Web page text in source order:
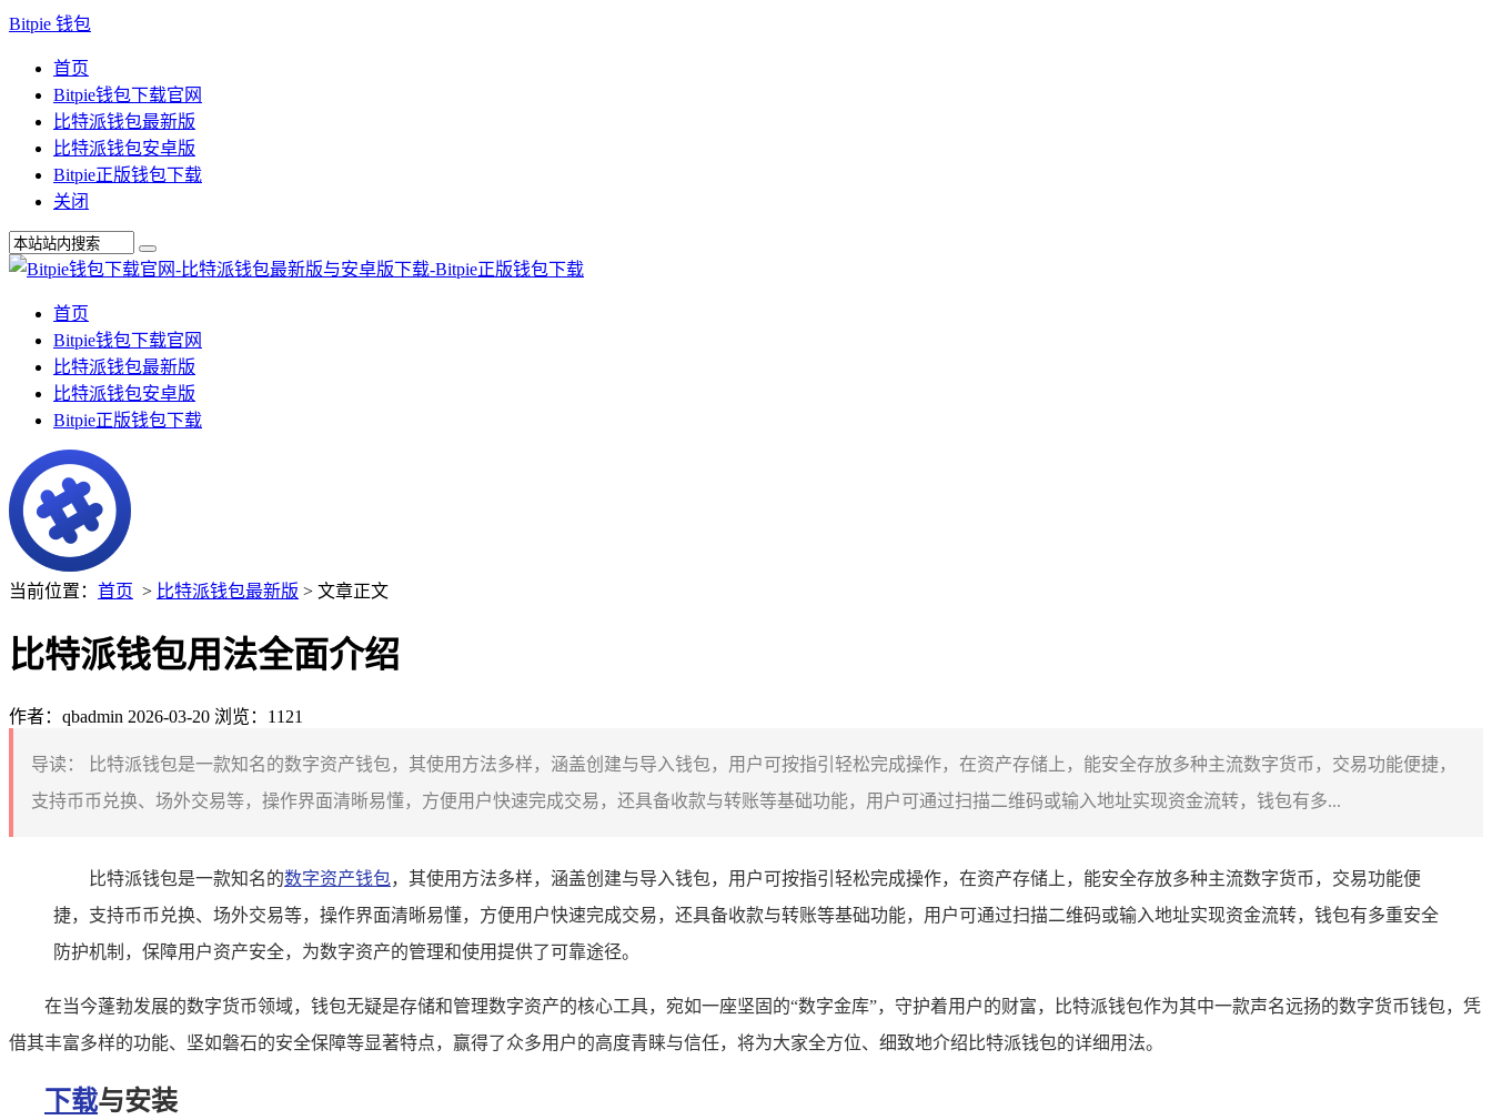
Bitpie 钱包
首页
Bitpie钱包下载官网
比特派钱包最新版
比特派钱包安卓版
Bitpie正版钱包下载
关闭
首页
Bitpie钱包下载官网
比特派钱包最新版
比特派钱包安卓版
Bitpie正版钱包下载
当前位置： 首页 > 比特派钱包最新版 > 文章正文
比特派钱包用法全面介绍
作者：qbadmin 2026-03-20 浏览：1121
导读：
比特派钱包是一款知名的数字资产钱包，其使用方法多样，涵盖创建与导入钱包，用户可按指引轻松完成操作，在资产存储上，能安全存放多种主流数字货币，交易功能便捷，
支持币币兑换、场外交易等，操作界面清晰易懂，方便用户快速完成交易，还具备收款与转账等基础功能，用户可通过扫描二维码或输入地址实现资金流转，钱包有多...
比特派钱包是一款知名的数字资产钱包，其使用方法多样，涵盖创建与导入钱包，用户可按指引轻松完成操作，在资产存储上，能安全存放多种主流数字货币，交易功能便
捷，支持币币兑换、场外交易等，操作界面清晰易懂，方便用户快速完成交易，还具备收款与转账等基础功能，用户可通过扫描二维码或输入地址实现资金流转，钱包有多重安全
防护机制，保障用户资产安全，为数字资产的管理和使用提供了可靠途径。
在当今蓬勃发展的数字货币领域，钱包无疑是存储和管理数字资产的核心工具，宛如一座坚固的“数字金库”，守护着用户的财富，比特派钱包作为其中一款声名远扬的数字货币钱包，凭
借其丰富多样的功能、坚如磐石的安全保障等显著特点，赢得了众多用户的高度青睐与信任，将为大家全方位、细致地介绍比特派钱包的详细用法。
下载与安装